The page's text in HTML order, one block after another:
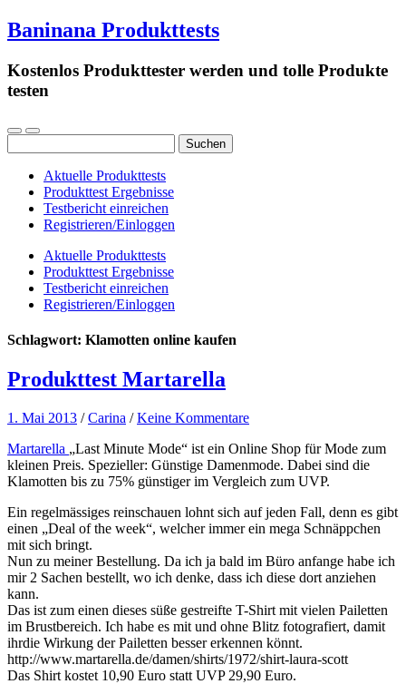
Baninana Produkttests
Kostenlos Produkttester werden und tolle Produkte
testen
nach:
Aktuelle Produkttests
Produkttest Ergebnisse
Testbericht einreichen
Registrieren/Einloggen
Aktuelle Produkttests
Produkttest Ergebnisse
Testbericht einreichen
Registrieren/Einloggen
Schlagwort: Klamotten online kaufen
Produkttest Martarella
1. Mai 2013 /Carina /Keine Kommentare
Martarella „Last Minute Mode“ ist ein Online Shop für Mode zum
kleinen Preis. Spezieller: Günstige Damenmode. Dabei sind die
Klamotten bis zu 75% günstiger im Vergleich zum UVP.
Ein regelmässiges reinschauen lohnt sich auf jeden Fall, denn es gibt
einen „Deal of the week“, welcher immer ein mega Schnäppchen
mit sich bringt.
Nun zu meiner Bestellung. Da ich ja bald im Büro anfange habe ich
mir 2 Sachen bestellt, wo ich denke, dass ich diese dort anziehen
kann.
Das ist zum einen dieses süße gestreifte T-Shirt mit vielen Pailetten
im Brustbereich. Ich habe es mit und ohne Blitz fotografiert, damit
ihrdie Wirkung der Pailetten besser erkennen könnt.
http://www.martarella.de/damen/shirts/1972/shirt-laura-scott
Das Shirt kostet 10,90 Euro statt UVP 29,90 Euro.